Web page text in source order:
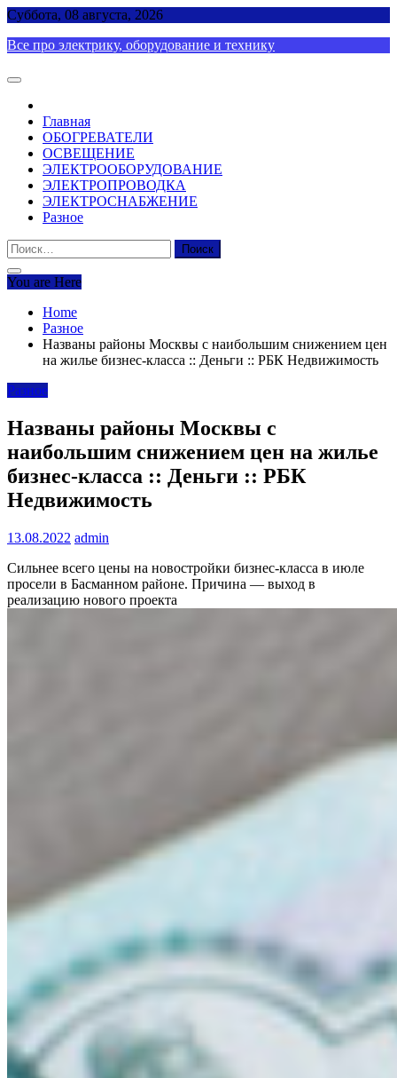
Skip
content
Суббота, 08 августа, 2026
Все про электрику, оборудование и технику
Главная
ОБОГРЕВАТЕЛИ
ОСВЕЩЕНИЕ
ЭЛЕКТРООБОРУДОВАНИЕ
ЭЛЕКТРОПРОВОДКА
ЭЛЕКТРОСНАБЖЕНИЕ
Разное
Найти:
You are Here
Home
Разное
Названы районы Москвы с наибольшим снижением цен
на жилье бизнес-класса :: Деньги :: РБК Недвижимость
Разное
Названы районы Москвы с
наибольшим снижением цен на жилье
бизнес-класса :: Деньги :: РБК
Недвижимость
13.08.2022 admin
Сильнее всего цены на новостройки бизнес-класса в июле
просели в Басманном районе. Причина — выход в
реализацию нового проекта